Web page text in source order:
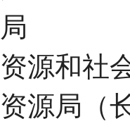
源和社
源局（